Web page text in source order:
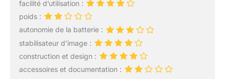
facilité d’utilisation :
poids :
autonomie de la batterie :
stabilisateur d’image :
construction et design :
accessoires et documentation :